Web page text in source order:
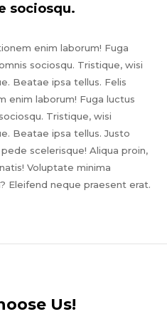
sociosqu.
enim laborum! Fuga
sociosqu. Tristique, wisi
Beatae ipsa tellus. Felis
enim laborum! Fuga luctus
Tristique, wisi
Beatae ipsa tellus. Justo
scelerisque! Aliqua proin,
Voluptate minima
Eleifend neque praesent erat.
Us!​